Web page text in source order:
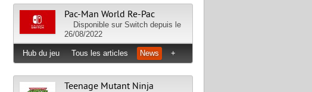
Pac-Man World Re-Pac
Disponible sur Switch depuis le
26/08/2022
Hub du jeu Tous les articles News +
Teenage Mutant Ninja